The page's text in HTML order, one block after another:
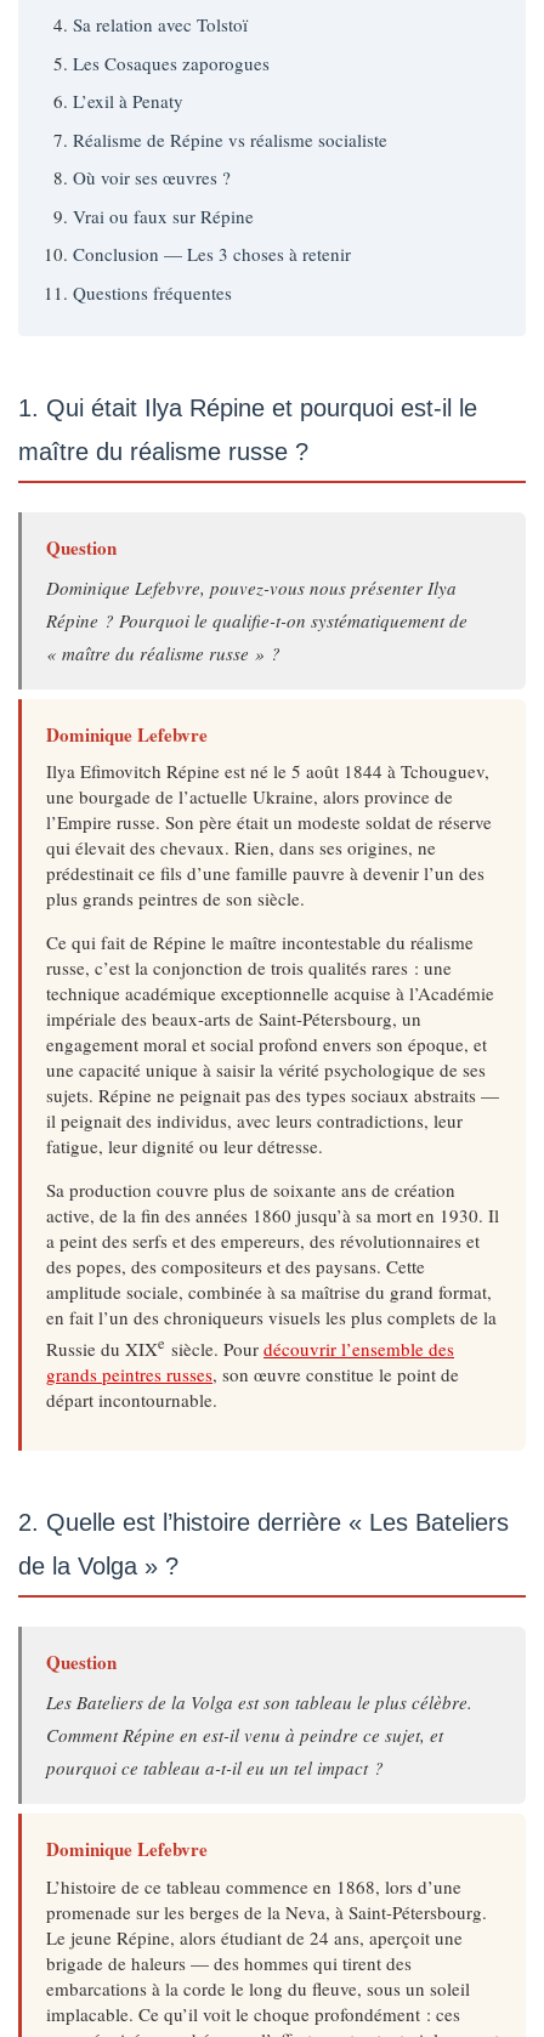
Sa relation avec Tolstoï
Les Cosaques zaporogues
L’exil à Penaty
Réalisme de Répine vs réalisme socialiste
Où voir ses œuvres ?
Vrai ou faux sur Répine
Conclusion — Les 3 choses à retenir
Questions fréquentes
1. Qui était Ilya Répine et pourquoi est-il le
maître du réalisme russe ?
Question
Dominique Lefebvre, pouvez-vous nous présenter Ilya
Répine ? Pourquoi le qualifie-t-on systématiquement de
« maître du réalisme russe » ?
Dominique Lefebvre
Ilya Efimovitch Répine est né le 5 août 1844 à Tchouguev,
une bourgade de l’actuelle Ukraine, alors province de
l’Empire russe. Son père était un modeste soldat de réserve
qui élevait des chevaux. Rien, dans ses origines, ne
prédestinait ce fils d’une famille pauvre à devenir l’un des
plus grands peintres de son siècle.
Ce qui fait de Répine le maître incontestable du réalisme
russe, c’est la conjonction de trois qualités rares : une
technique académique exceptionnelle acquise à l’Académie
impériale des beaux-arts de Saint-Pétersbourg, un
engagement moral et social profond envers son époque, et
une capacité unique à saisir la vérité psychologique de ses
sujets. Répine ne peignait pas des types sociaux abstraits —
il peignait des individus, avec leurs contradictions, leur
fatigue, leur dignité ou leur détresse.
Sa production couvre plus de soixante ans de création
active, de la fin des années 1860 jusqu’à sa mort en 1930. Il
a peint des serfs et des empereurs, des révolutionnaires et
des popes, des compositeurs et des paysans. Cette
amplitude sociale, combinée à sa maîtrise du grand format,
en fait l’un des chroniqueurs visuels les plus complets de la
Russie du XIXe siècle. Pour découvrir l’ensemble des
grands peintres russes, son œuvre constitue le point de
départ incontournable.
2. Quelle est l’histoire derrière « Les Bateliers
de la Volga » ?
Question
Les Bateliers de la Volga est son tableau le plus célèbre.
Comment Répine en est-il venu à peindre ce sujet, et
pourquoi ce tableau a-t-il eu un tel impact ?
Dominique Lefebvre
L’histoire de ce tableau commence en 1868, lors d’une
promenade sur les berges de la Neva, à Saint-Pétersbourg.
Le jeune Répine, alors étudiant de 24 ans, aperçoit une
brigade de haleurs — des hommes qui tirent des
embarcations à la corde le long du fleuve, sous un soleil
implacable. Ce qu’il voit le choque profondément : ces